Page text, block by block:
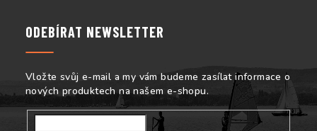
ODEBÍRAT NEWSLETTER
Vložte svůj e-mail a my vám budeme zasílat informace o
nových produktech na našem e-shopu.